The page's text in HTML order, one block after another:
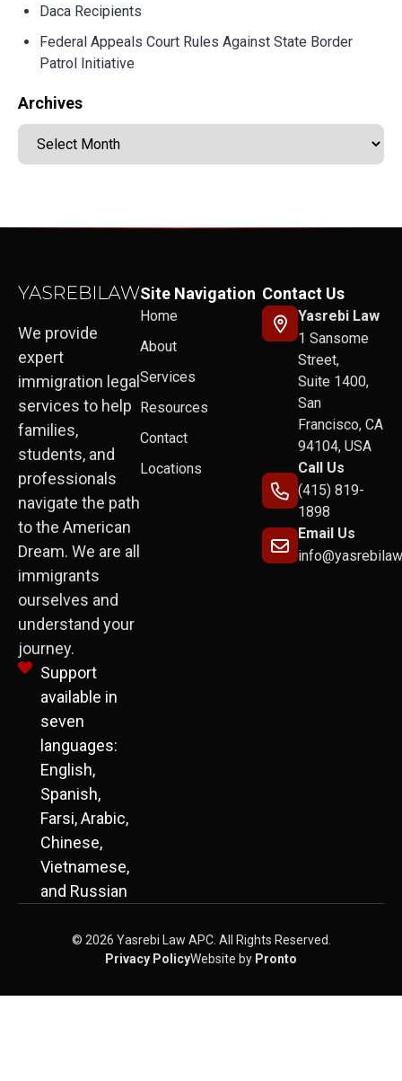
Daca Recipients
Federal Appeals Court Rules Against State Border
Patrol Initiative
Archives
We provide
expert
immigration legal
services to help
families,
students, and
professionals
navigate the path
to the American
Dream. We are all
immigrants
ourselves and
understand your
journey.
Support
available in
seven
languages:
English,
Spanish,
Farsi, Arabic,
Chinese,
Vietnamese,
and Russian
Site Navigation
Home
About
Services
Resources
Contact
Locations
Contact Us
Yasrebi Law
1 Sansome
Street,
Suite 1400,
San
Francisco, CA
94104, USA
Call Us
(415) 819-
1898
Email Us
© 2026 Yasrebi Law APC. All Rights Reserved.
Privacy PolicyWebsite by Pronto